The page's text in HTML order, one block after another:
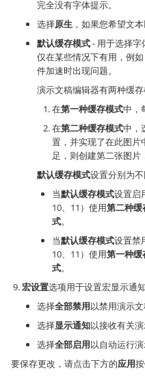
完全没有字体提示。
选择原生 ，如果您希望文
默认缓存模式- 用于选择字
仅在某些情况下有用，例
件加速时出现问题。
演示文稿编辑器有两种缓存
在第一种缓存模式中，
在第二种缓存模式中，
置，并实现了在此图
足，则创建第二张图片
默认缓存模式设置分别为
当默认缓存模式设置启
10、11）使用第二种缓
式。
当默认缓存模式设置禁
10、11）使用第一种缓
式。
宏设置选项用于设置宏显示通知
选择全部禁用以禁用演示文
选择显示通知以接收有关演
选择全部启用以自动运行演
要保存更改，请点击下方的应用按